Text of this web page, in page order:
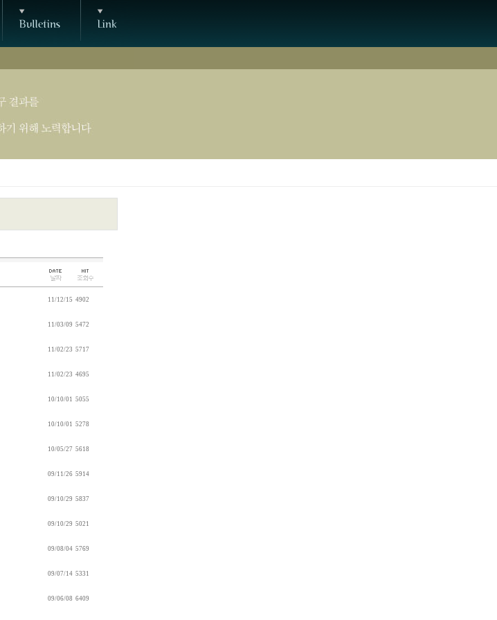
11/12/15 4902
11/03/09 5472
11/02/23 5717
11/02/23 4695
10/10/01 5055
10/10/01 5278
10/05/27 5618
09/11/26 5914
09/10/29 5837
09/10/29 5021
09/08/04 5769
09/07/14 5331
09/06/08 6409